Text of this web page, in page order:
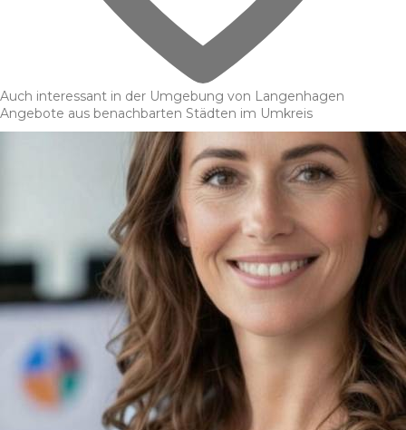
Auch interessant in der Umgebung von Langenhagen
Angebote aus benachbarten Städten im Umkreis